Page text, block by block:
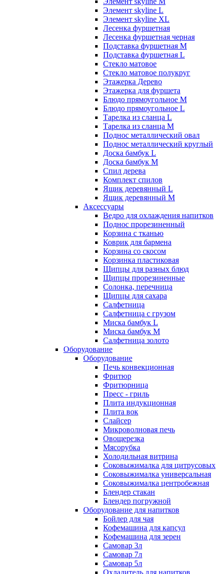
Элемент skyline L
Элемент skyline XL
Лесенка фуршетная
Лесенка фуршетная черная
Подставка фуршетная M
Подставка фуршетная L
Стекло матовое
Стекло матовое полукруг
Этажерка Дерево
Этажерка для фуршета
Блюдо прямоугольное M
Блюдо прямоугольное L
Тарелка из сланца L
Тарелка из сланца M
Поднос металлический овал
Поднос металлический круглый
Доска бамбук L
Доска бамбук M
Спил дерева
Комплект спилов
Ящик деревянный L
Ящик деревянный M
Аксессуары
Ведро для охлаждения напитков
Поднос прорезиненный
Корзина с тканью
Коврик для бармена
Корзина со скосом
Корзинка пластиковая
Щипцы для разных блюд
Щипцы прорезиненные
Солонка, перечница
Щипцы для сахара
Салфетница
Салфетница с грузом
Миска бамбук L
Миска бамбук M
Салфетница золото
Оборудование
Оборудование
Печь конвекционная
Фритюр
Фритюрница
Пресс - гриль
Плита индукционная
Плита вок
Слайсер
Микроволновая печь
Овощерезка
Мясорубка
Холодильная витрина
Соковыжималка для цитрусовых
Соковыжималка универсальная
Соковыжималка центробежная
Блендер стакан
Блендер погружной
Оборудование для напитков
Бойлер для чая
Кофемашина для капсул
Кофемашина для зерен
Самовар 3л
Самовар 7л
Самовар 5л
Охладитель для напитков